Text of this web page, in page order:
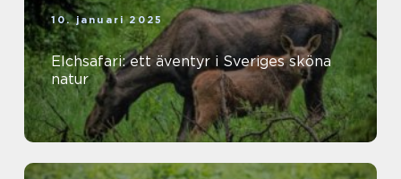
10. januari 2025
Elchsafari: ett äventyr i Sveriges sköna
natur